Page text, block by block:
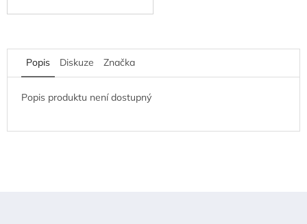
Popis Diskuze Značka
Popis produktu není dostupný